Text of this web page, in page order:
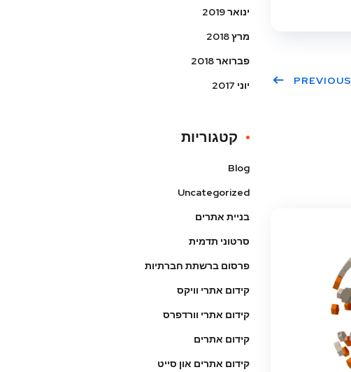
PREVIOUS
ינואר 2019
מרץ 2018
פברואר 2018
יוני 2017
קטגוריות
Blog
Uncategorized
בניית אתרים
סרטוני תדמית
פרסום ברשתת חברתיות
קידום אתרי וויקס
קידום אתרי וורדפרס
קידום אתרים
קידום אתרים און סייט